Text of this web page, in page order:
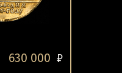
630 000 ₽